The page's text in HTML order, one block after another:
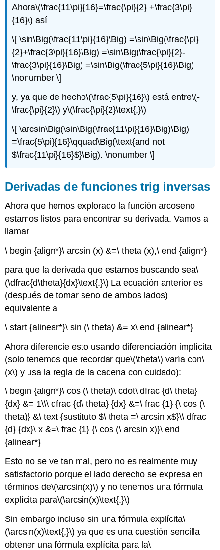
Ahora\(\frac{11\pi}{16}=\frac{\pi}{2} +\frac{3\pi}
{16}\) así
\[ \sin\Big(\frac{11\pi}{16}\Big) =\sin\Big(\frac{\pi}
{2}+\frac{3\pi}{16}\Big) =\sin\Big(\frac{\pi}{2}-
\frac{3\pi}{16}\Big) =\sin\Big(\frac{5\pi}{16}\Big)
\nonumber \]
y, ya que de hecho\(\frac{5\pi}{16}\) está entre\(-
\frac{\pi}{2}\) y\(\frac{\pi}{2}\text{,}\)
\[ \arcsin\Big(\sin\Big(\frac{11\pi}{16}\Big)\Big)
=\frac{5\pi}{16}\qquad\Big(\text{and not
$\frac{11\pi}{16}$}\Big). \nonumber \]
Derivadas de funciones trig inversas
Ahora que hemos explorado la función arcoseno
estamos listos para encontrar su derivada. Vamos a
llamar
\ begin {align*}\ arcsin (x) &=\ theta (x),\ end {align*}
para que la derivada que estamos buscando sea\
(\dfrac{d\theta}{dx}\text{.}\) La ecuación anterior es
(después de tomar seno de ambos lados)
equivalente a
\ start {alinear*}\ sin (\ theta) &= x\ end {alinear*}
Ahora diferencie esto usando diferenciación implícita
(solo tenemos que recordar que\(\theta\) varía con\
(x\) y usa la regla de la cadena con cuidado):
\ begin {align*}\ cos (\ theta)\ cdot\ dfrac {d\ theta}
{dx} &= 1\\\ dfrac {d\ theta} {dx} &=\ frac {1} {\ cos (\
theta)} &\ text {sustituto $\ theta =\ arcsin x$}\\ dfrac
{d} {dx}\ x &=\ frac {1} {\ cos (\ arcsin x)}\ end
{alinear*}
Esto no se ve tan mal, pero no es realmente muy
satisfactorio porque el lado derecho se expresa en
términos de\(\arcsin(x)\) y no tenemos una fórmula
explícita para\(\arcsin(x)\text{.}\)
Sin embargo incluso sin una fórmula explícita\
(\arcsin(x)\text{,}\) ya que es una cuestión sencilla
obtener una fórmula explícita para la\